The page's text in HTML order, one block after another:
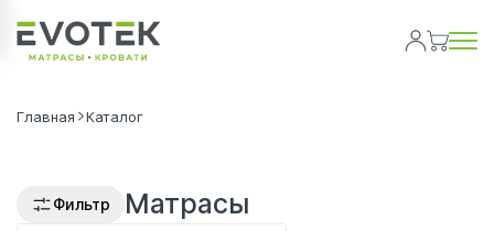
Главная Каталог
Фильтр Матрасы